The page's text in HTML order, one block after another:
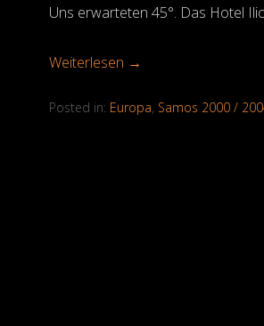
Uns erwarteten 45°. Das Hotel
Weiterlesen →
Posted in: Europa, Samos 2000 /